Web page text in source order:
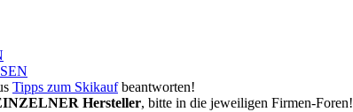
Tipps zum Skikaufbeantworten!
Hersteller, bitte in die jeweiligen Firmen-Foren!